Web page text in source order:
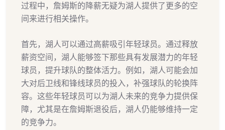
过程中，詹姆斯的降薪无疑为湖人提供了更多的空
间来进行相关操作。
首先，湖人可以通过高薪吸引年轻球员。通过释放
薪资空间，湖人能够签下那些具有发展潜力的年轻
球员，提升球队的整体活力。例如，湖人可能会加
大对后卫线和锋线球员的投入，补强球队的轮换阵
容。这些年轻球员可以为湖人未来的竞争力提供保
障，尤其是在詹姆斯退役后，湖人仍能够维持一定
的竞争力。